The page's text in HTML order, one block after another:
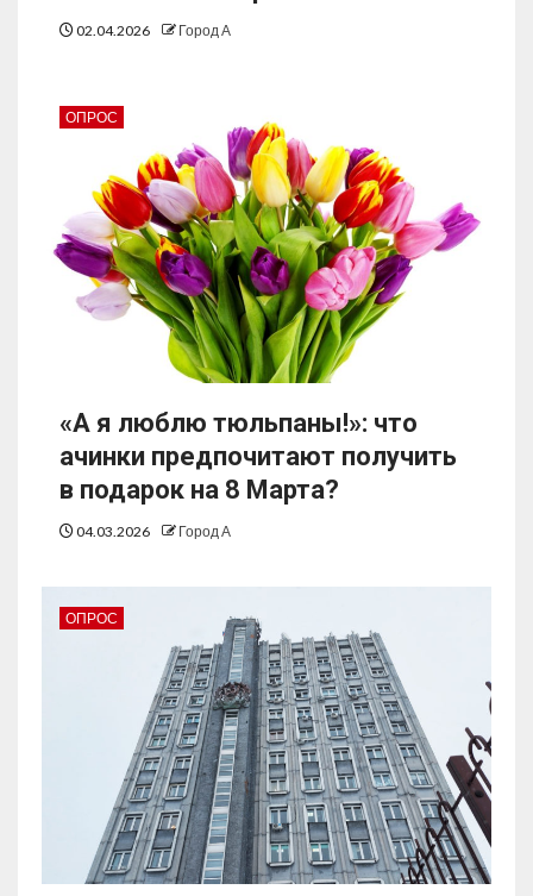
02.04.2026 Город А
ОПРОС
«А я люблю тюльпаны!»: что
ачинки предпочитают получить
в подарок на 8 Марта?
04.03.2026 Город А
ОПРОС